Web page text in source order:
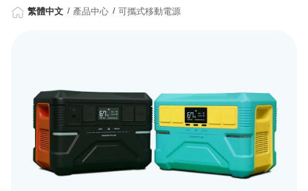
繁體中文 產品中心 可攜式移動電源